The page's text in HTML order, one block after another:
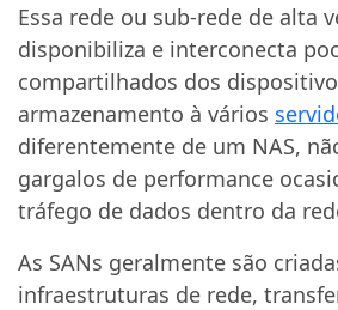
Essa rede ou sub-rede de alta
disponibiliza e interconecta
compartilhados dos
armazenamento à vários
diferentemente de um NAS,
gargalos de performance
tráfego de dados dentro da
As SANs geralmente são
infraestruturas de rede,